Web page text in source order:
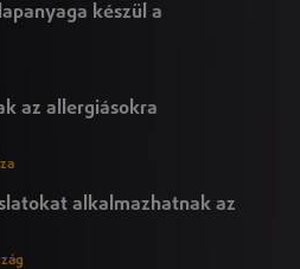
készül a
az allergiásokra
alkalmazhatnak az